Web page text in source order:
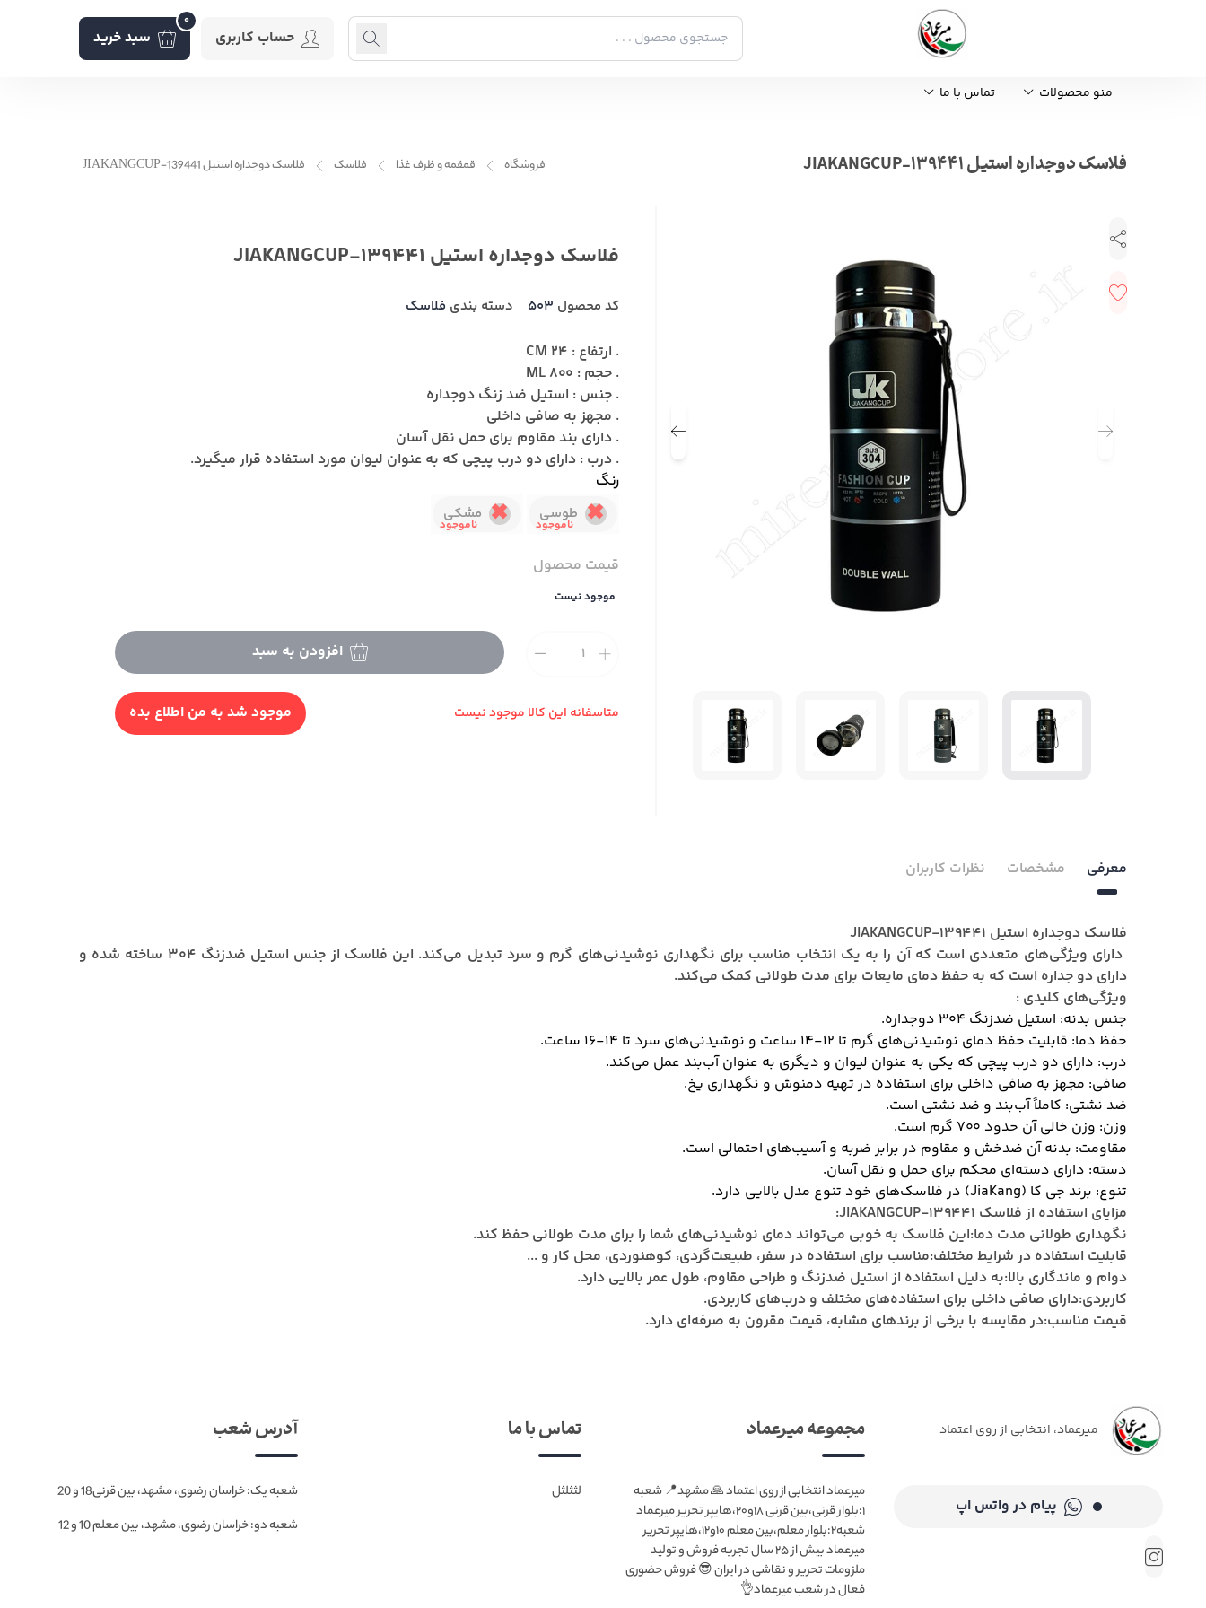
حساب کاربری سبد خرید
0
منو محصولات تماس با ما
فلاسک دوجداره استیل JIAKANGCUP-139441 فروشگاه قمقمه و ظرف غذا فلاسک فلاسک دوجداره استیل JIAKANGCUP-139441
فلاسک دوجداره استیل JIAKANGCUP-139441
کد محصول 503 دسته بندی فلاسک
. ارتفاع : 24 CM
. حجم : 800 ML
. جنس : استیل ضد زنگ دوجداره
. مجهز به صافی داخلی
. دارای بند مقاوم برای حمل نقل آسان
. درب : دارای دو درب پیچی که به عنوان لیوان مورد استفاده قرار میگیرد.
رنگ
طوسی مشکی
قیمت محصول
موجود نیست
افزودن به سبد
متاسفانه این کالا موجود نیست موجود شد به من اطلاع بده
معرفی مشخصات نظرات کاربران
فلاسک دوجداره استیل JIAKANGCUP-139441
دارای ویژگی‌های متعددی است که آن را به یک انتخاب مناسب برای نگهداری نوشیدنی‌های گرم و سرد تبدیل می‌کند.
این فلاسک از جنس استیل ضدزنگ 304 ساخته شده و
دارای دو جداره است که به حفظ دمای مایعات برای مدت طولانی کمک می‌کند.
ویژگی‌های کلیدی :
جنس بدنه: استیل ضدزنگ 304 دوجداره.
حفظ دما: قابلیت حفظ دمای نوشیدنی‌های گرم تا 12-14 ساعت و نوشیدنی‌های سرد تا 14-16 ساعت.
درب: دارای دو درب پیچی که یکی به عنوان لیوان و دیگری به عنوان آب‌بند عمل می‌کند.
صافی: مجهز به صافی داخلی برای استفاده در تهیه دمنوش و نگهداری یخ.
ضد نشتی: کاملاً آب‌بند و ضد نشتی است.
وزن: وزن خالی آن حدود 700 گرم است.
مقاومت: بدنه آن ضدخش و مقاوم در برابر ضربه و آسیب‌های احتمالی است.
دسته: دارای دسته‌ای محکم برای حمل و نقل آسان.
تنوع: برند جی کا (JiaKang) در فلاسک‌های خود تنوع مدل بالایی دارد.
مزایای استفاده از فلاسک JIAKANGCUP-139441:
نگهداری طولانی مدت دما:این فلاسک به خوبی می‌تواند دمای نوشیدنی‌های شما را برای مدت طولانی حفظ کند.
قابلیت استفاده در شرایط مختلف:مناسب برای استفاده در سفر، طبیعت‌گردی، کوهنوردی، محل کار و ...
دوام و ماندگاری بالا:به دلیل استفاده از استیل ضدزنگ و طراحی مقاوم، طول عمر بالایی دارد.
کاربردی:دارای صافی داخلی برای استفاده‌های مختلف و درب‌های کاربردی.
قیمت مناسب:در مقایسه با برخی از برندهای مشابه، قیمت مقرون به صرفه‌ای دارد.
میرعماد، انتخابی از روی اعتماد
پیام در واتس اپ
مجموعه میرعماد
میرعماد انتخابی از روی اعتماد 🙏 مشهد📍 شعبه
۱:بلوار قرنی،بین قرنی ۱۸و۲۰،هایپر تحریر میرعماد
شعبه۲:بلوار معلم،بین معلم ۱۰و۱۲،هایپر تحریر
میرعماد بیش از ۲۵ سال تجربه فروش و تولید
ملزومات تحریر و نقاشی در ایران 😎 فروش حضوری
فعال در شعب میرعماد👌
تماس با ما
لثثلثل
آدرس شعب
شعبه یک: خراسان رضوی، مشهد، بین قرنی18 و 20
شعبه دو: خراسان رضوی، مشهد، بین معلم 10 و 12